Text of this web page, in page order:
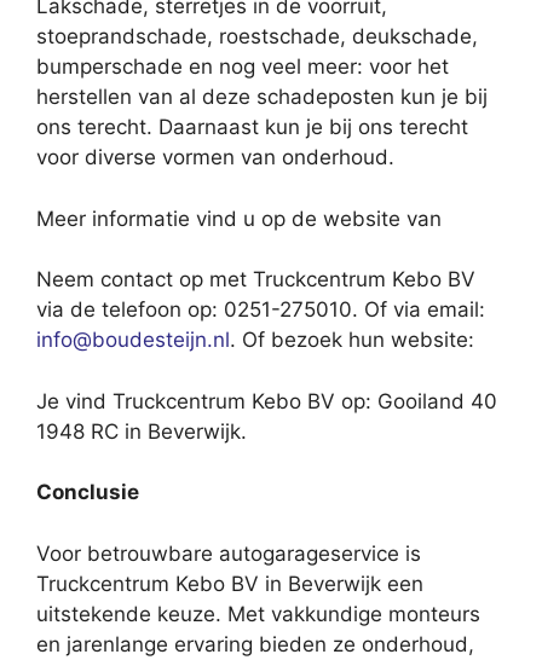
Lakschade, sterretjes in de voorruit,
stoeprandschade, roestschade, deukschade,
bumperschade en nog veel meer: voor het
herstellen van al deze schadeposten kun je bij
ons terecht. Daarnaast kun je bij ons terecht
voor diverse vormen van onderhoud.
Meer informatie vind u op de website van
Neem contact op met Truckcentrum Kebo BV
via de telefoon op: 0251-275010. Of via email:
info@boudesteijn.nl. Of bezoek hun website:
Je vind Truckcentrum Kebo BV op: Gooiland 40
1948 RC in Beverwijk.
Conclusie
Voor betrouwbare autogarageservice is
Truckcentrum Kebo BV in Beverwijk een
uitstekende keuze. Met vakkundige monteurs
en jarenlange ervaring bieden ze onderhoud,